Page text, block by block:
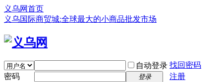
义乌网首页
义乌国际商贸城:全球最大的小商品批发市场
自动登录 找回密码
密码
登录 注册